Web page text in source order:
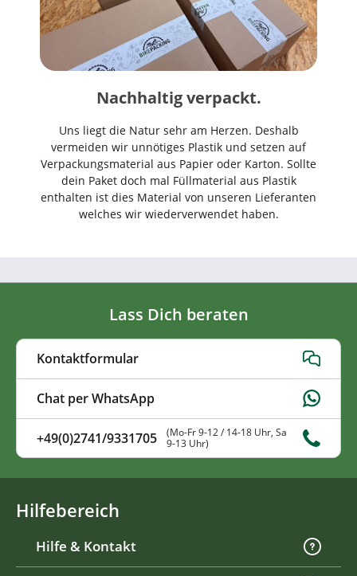
Nachhaltig verpackt.
Uns liegt die Natur sehr am Herzen. Deshalb
vermeiden wir unnötiges Plastik und setzen auf
Verpackungsmaterial aus Papier oder Karton. Sollte
dein Paket doch mal Füllmaterial aus Plastik
enthalten ist dies Material von unseren Lieferanten
welches wir wiederverwendet haben.
Lass Dich beraten
Kontaktformular
Chat per WhatsApp
+49(0)2741/9331705
(Mo-Fr 9-12 / 14-18 Uhr, Sa
9-13 Uhr)
Hilfebereich
Hilfe & Kontakt